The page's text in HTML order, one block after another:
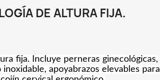
DE ALTURA FIJA.
fija. Incluye perneras ginecológicas,
apoyabrazos elevables para